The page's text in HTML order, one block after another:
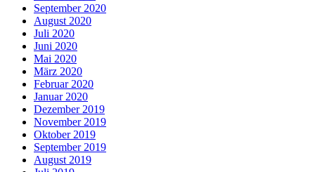
September 2020
August 2020
Juli 2020
Juni 2020
Mai 2020
März 2020
Februar 2020
Januar 2020
Dezember 2019
November 2019
Oktober 2019
September 2019
August 2019